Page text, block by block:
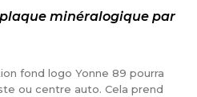
minéralogique par
fond logo Yonne 89 pourra
ou centre auto. Cela prend